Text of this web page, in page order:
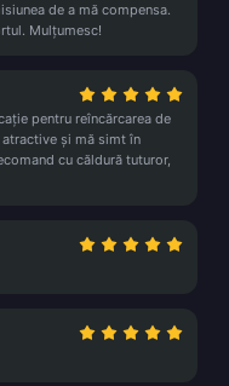
de a mă compensa.
Mulțumesc!
pentru reîncărcarea de
și mă simt în
cu căldură tuturor,